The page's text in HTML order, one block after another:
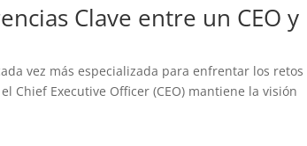
Clave entre un CEO y
vez más especializada para enfrentar los retos
Executive Officer (CEO) mantiene la visión